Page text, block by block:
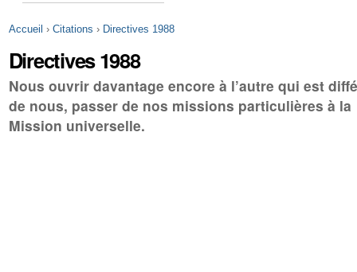
Accueil › Citations › Directives 1988
Directives 1988
Nous ouvrir davantage encore à l’autre qui est
de nous, passer de nos missions particulières à la
Mission universelle.